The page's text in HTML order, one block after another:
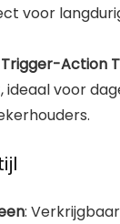
voor
Action
ideaal voor
: